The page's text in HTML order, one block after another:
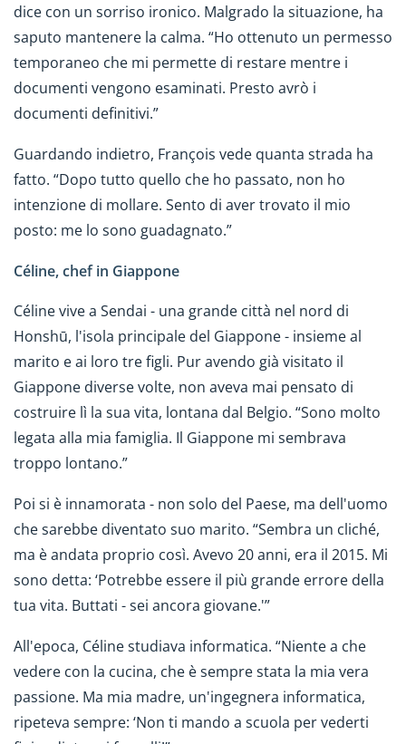
dice con un sorriso ironico. Malgrado la situazione, ha
saputo mantenere la calma. “Ho ottenuto un permesso
temporaneo che mi permette di restare mentre i
documenti vengono esaminati. Presto avrò i
documenti definitivi.”
Guardando indietro, François vede quanta strada ha
fatto. “Dopo tutto quello che ho passato, non ho
intenzione di mollare. Sento di aver trovato il mio
posto: me lo sono guadagnato.”
Céline, chef in Giappone
Céline vive a Sendai - una grande città nel nord di
Honshū, l'isola principale del Giappone - insieme al
marito e ai loro tre figli. Pur avendo già visitato il
Giappone diverse volte, non aveva mai pensato di
costruire lì la sua vita, lontana dal Belgio. “Sono molto
legata alla mia famiglia. Il Giappone mi sembrava
troppo lontano.”
Poi si è innamorata - non solo del Paese, ma dell'uomo
che sarebbe diventato suo marito. “Sembra un cliché,
ma è andata proprio così. Avevo 20 anni, era il 2015. Mi
sono detta: ‘Potrebbe essere il più grande errore della
tua vita. Buttati - sei ancora giovane.'”
All'epoca, Céline studiava informatica. “Niente a che
vedere con la cucina, che è sempre stata la mia vera
passione. Ma mia madre, un'ingegnera informatica,
ripeteva sempre: ‘Non ti mando a scuola per vederti